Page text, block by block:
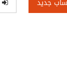
جديد